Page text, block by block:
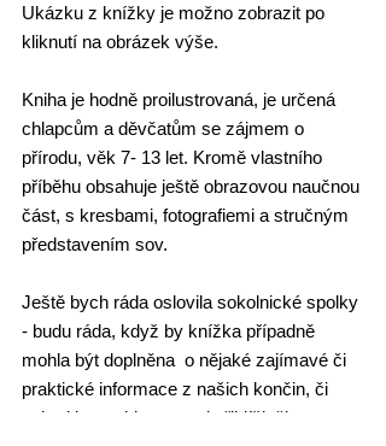
Ukázku z knížky je možno zobrazit po
kliknutí na obrázek výše.
Kniha je hodně proilustrovaná, je určená
chlapcům a děvčatům se zájmem o
přírodu, věk 7- 13 let. Kromě vlastního
příběhu obsahuje ještě obrazovou naučnou
část, s kresbami, fotografiemi a stručným
představením sov.
Ještě bych ráda oslovila sokolnické spolky
- budu ráda, když by knížka případně
mohla být doplněna  o nějaké zajímavé či
praktické informace z našich končin, či
pokud by mohla pomoci přiblížit činnost